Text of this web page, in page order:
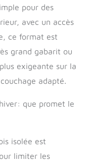
au sec et au
en été.
pour grand
ou petite
DESIGN
ET SÛR
en
cette
extérieur. Sa
pour des
avec un accès
ce format est
grand gabarit ou
exigeante sur la
adapté.
que promet le
isolée est
limiter les